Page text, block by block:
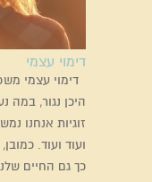
דימוי עצמי
דימוי עצמי
היכן נגור, במה
זוגיות אנחנו
ועוד ועוד.
כך גם החיים